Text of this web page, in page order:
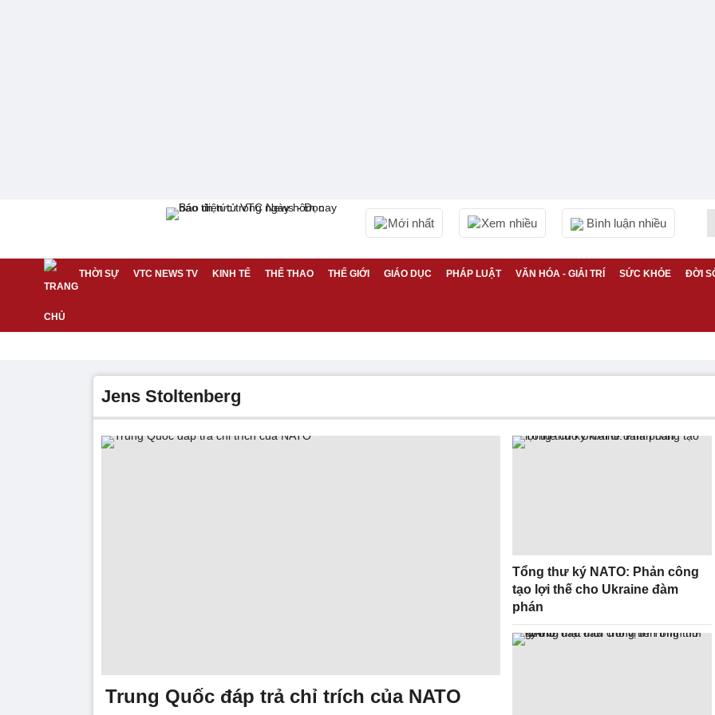
Mới nhất Xem nhiều Bình luận nhiều
THỜI SỰ VTC NEWS TV KINH TẾ THỂ THAO THẾ GIỚI GIÁO DỤC PHÁP LUẬT VĂN HÓA - GIẢI TRÍ SỨC KHỎE ĐỜI
Jens Stoltenberg
Trung Quốc đáp trả chỉ trích của NATO
Tổng thư ký NATO: Phản công
tạo lợi thế cho Ukraine đàm
phán